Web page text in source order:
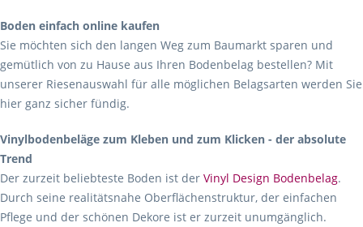
Boden einfach online kaufen
Sie möchten sich den langen Weg zum Baumarkt sparen und
gemütlich von zu Hause aus Ihren Bodenbelag bestellen? Mit
unserer Riesenauswahl für alle möglichen Belagsarten werden Sie
hier ganz sicher fündig.
Vinylbodenbeläge zum Kleben und zum Klicken - der absolute
Trend
Der zurzeit beliebteste Boden ist der Vinyl Design Bodenbelag.
Durch seine realitätsnahe Oberflächenstruktur, der einfachen
Pflege und der schönen Dekore ist er zurzeit unumgänglich.